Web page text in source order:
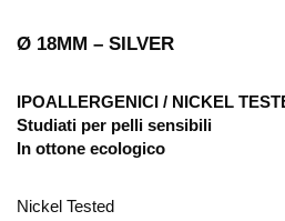
Ø 18MM – SILVER
IPOALLERGENICI / NICKEL
Studiati per pelli sensibili
In ottone ecologico
Nickel Tested